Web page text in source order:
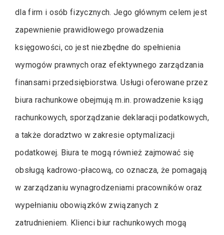
dla firm i osób fizycznych. Jego głównym celem jest
zapewnienie prawidłowego prowadzenia
księgowości, co jest niezbędne do spełnienia
wymogów prawnych oraz efektywnego zarządzania
finansami przedsiębiorstwa. Usługi oferowane przez
biura rachunkowe obejmują m.in. prowadzenie ksiąg
rachunkowych, sporządzanie deklaracji podatkowych,
a także doradztwo w zakresie optymalizacji
podatkowej. Biura te mogą również zajmować się
obsługą kadrowo-płacową, co oznacza, że pomagają
w zarządzaniu wynagrodzeniami pracowników oraz
wypełnianiu obowiązków związanych z
zatrudnieniem. Klienci biur rachunkowych mogą